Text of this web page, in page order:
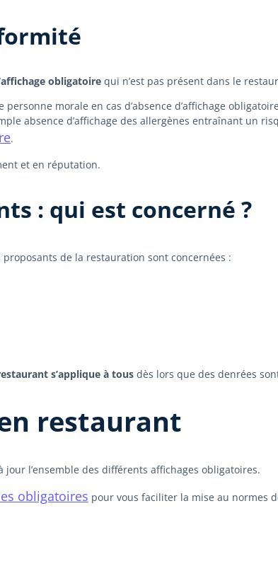
obligatoire qui n’est pas présent dans le
morale en cas d’absence d’affichage
absence d’affichage des allergènes entraînant un
.
et en réputation.
: qui est concerné ?
de la restauration sont concernées :
s’applique à tous dès lors que des denrées
restaurant
l’ensemble des différents affichages obligatoires.
obligatoires pour vous faciliter la mise au normes